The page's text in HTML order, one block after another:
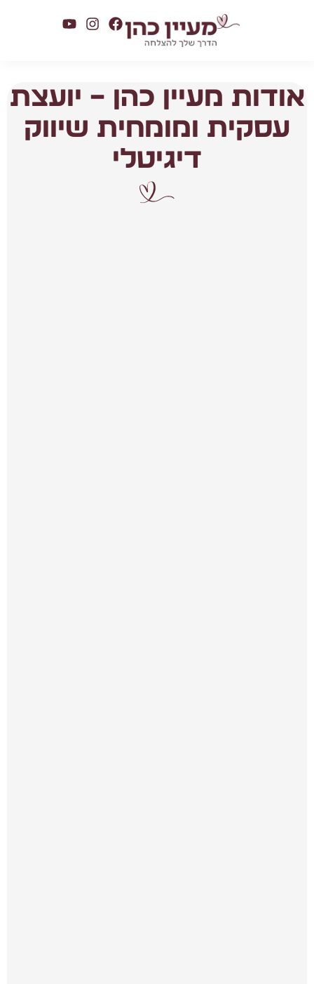
אודות מעיין כהן – יועצת
עסקית ומומחית שיווק
דיגיטלי